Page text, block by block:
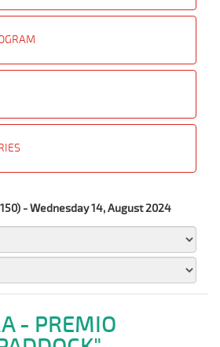
- Wednesday 14, August 2024
- PREMIO